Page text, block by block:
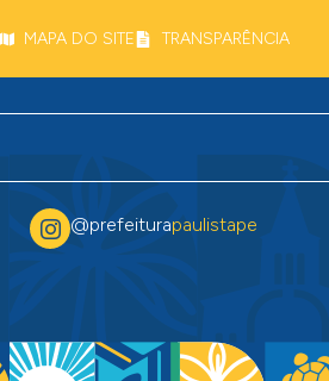
MAPA DO SITE TRANSPARÊNCIA
@prefeiturapaulistape